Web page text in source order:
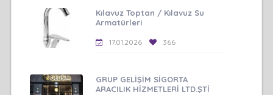
Kılavuz Toptan / Kılavuz Su
Armatürleri
17.01.2026 366
GRUP GELİŞİM SİGORTA
ARACILIK HİZMETLERİ LTD.ŞTİ